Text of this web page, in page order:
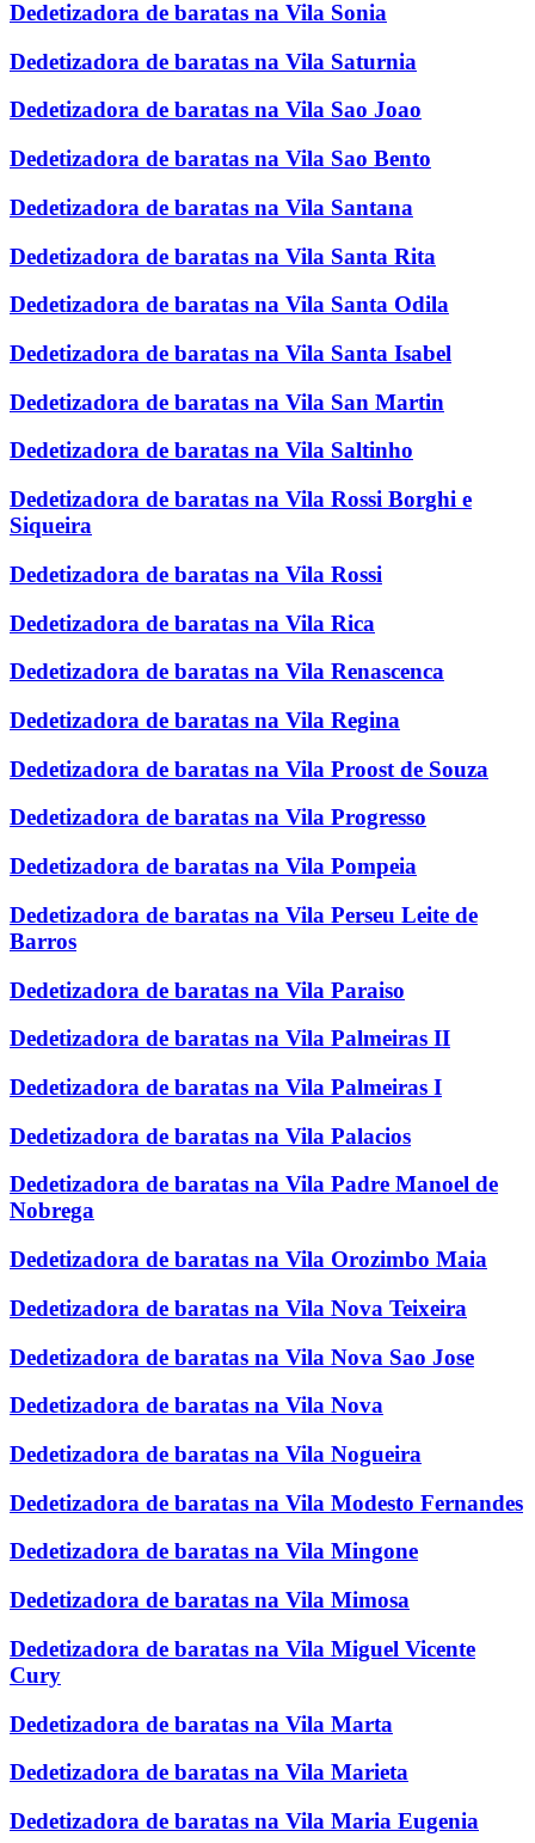
Dedetizadora de baratas na Vila Sonia
Dedetizadora de baratas na Vila Saturnia
Dedetizadora de baratas na Vila Sao Joao
Dedetizadora de baratas na Vila Sao Bento
Dedetizadora de baratas na Vila Santana
Dedetizadora de baratas na Vila Santa Rita
Dedetizadora de baratas na Vila Santa Odila
Dedetizadora de baratas na Vila Santa Isabel
Dedetizadora de baratas na Vila San Martin
Dedetizadora de baratas na Vila Saltinho
Dedetizadora de baratas na Vila Rossi Borghi e
Siqueira
Dedetizadora de baratas na Vila Rossi
Dedetizadora de baratas na Vila Rica
Dedetizadora de baratas na Vila Renascenca
Dedetizadora de baratas na Vila Regina
Dedetizadora de baratas na Vila Proost de Souza
Dedetizadora de baratas na Vila Progresso
Dedetizadora de baratas na Vila Pompeia
Dedetizadora de baratas na Vila Perseu Leite de
Barros
Dedetizadora de baratas na Vila Paraiso
Dedetizadora de baratas na Vila Palmeiras II
Dedetizadora de baratas na Vila Palmeiras I
Dedetizadora de baratas na Vila Palacios
Dedetizadora de baratas na Vila Padre Manoel de
Nobrega
Dedetizadora de baratas na Vila Orozimbo Maia
Dedetizadora de baratas na Vila Nova Teixeira
Dedetizadora de baratas na Vila Nova Sao Jose
Dedetizadora de baratas na Vila Nova
Dedetizadora de baratas na Vila Nogueira
Dedetizadora de baratas na Vila Modesto Fernandes
Dedetizadora de baratas na Vila Mingone
Dedetizadora de baratas na Vila Mimosa
Dedetizadora de baratas na Vila Miguel Vicente
Cury
Dedetizadora de baratas na Vila Marta
Dedetizadora de baratas na Vila Marieta
Dedetizadora de baratas na Vila Maria Eugenia